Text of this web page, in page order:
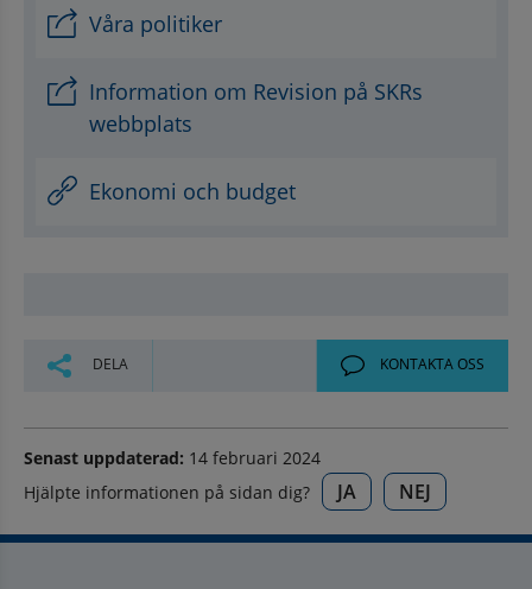
Våra politiker
Information om Revision på SKRs
webbplats
Ekonomi och budget
DELA KONTAKTA OSS
Senast uppdaterad: 14 februari 2024
Hjälpte informationen på sidan dig?
JA NEJ